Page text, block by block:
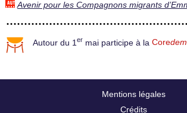
Avenir pour les Compagnons migrants
Autour du 1 er mai participe à la Coredem
Mentions légales
Crédits